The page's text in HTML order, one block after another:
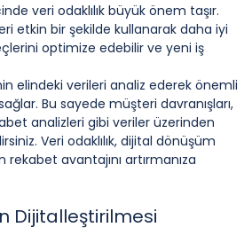
veri odaklılık büyük önem taşır.
etkin bir şekilde kullanarak daha iyi
optimize edebilir ve yeni iş
elindeki verileri analiz ederek önemli
Bu sayede müşteri davranışları,
analizleri gibi veriler üzerinden
Veri odaklılık, dijital dönüşüm
avantajını artırmanıza
Dijitalleştirilmesi